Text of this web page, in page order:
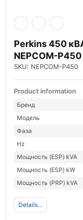
Perkins 450
NEPCOM-P450
SKU: NEPCOM-P450
Product information
Бренд
Модель
Фаза
Hz
Мощность (ESP) kVA
Мощность (ESP) kW
Мощность (PRP) kVA
Details...